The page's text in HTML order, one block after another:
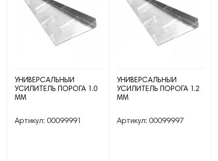
УНИВЕРСАЛЬНЫЙ
УСИЛИТЕЛЬ ПОРОГА 1.0
ММ
Артикул: 00099991
УНИВЕРСАЛЬНЫЙ
УСИЛИТЕЛЬ ПОРОГА 1.2
ММ
Артикул: 00099997